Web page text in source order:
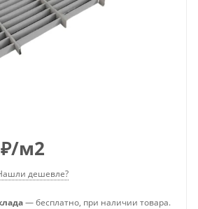
₽/м2
дешевле?
— бесплатно, при наличии товара.